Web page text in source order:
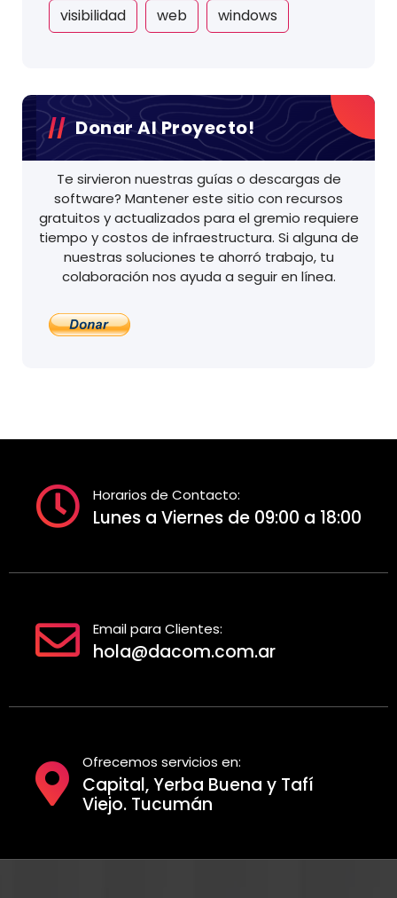
visibilidad web windows
Donar Al Proyecto!
Te sirvieron nuestras guías o descargas de
software? Mantener este sitio con recursos
gratuitos y actualizados para el gremio requiere
tiempo y costos de infraestructura. Si alguna de
nuestras soluciones te ahorró trabajo, tu
colaboración nos ayuda a seguir en línea.
Horarios de Contacto:
Lunes a Viernes de 09:00 a 18:00
Email para Clientes:
hola@dacom.com.ar
Ofrecemos servicios en:
Capital, Yerba Buena y Tafí
Viejo. Tucumán